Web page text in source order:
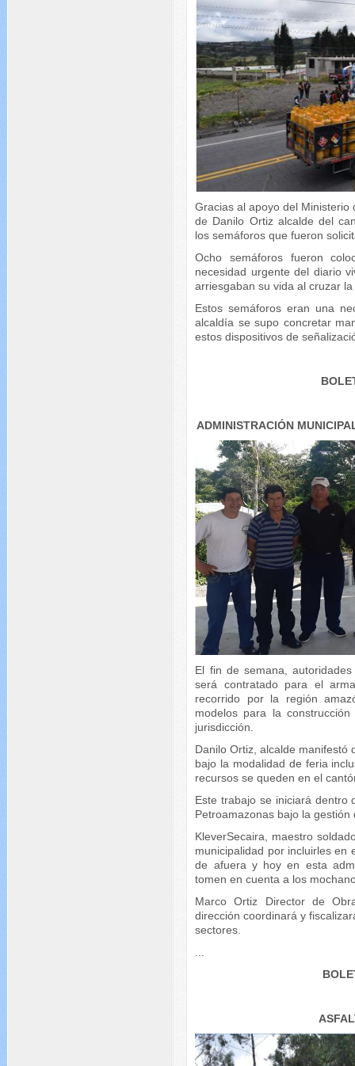
Gracias al apoyo del
de Danilo Ortiz alcalde del
los semáforos que fueron
Ocho semáforos fueron
necesidad urgente del diario
arriesgaban su vida al cruzar
Estos semáforos eran una
alcaldía se supo concretar
estos dispositivos de
ADMINISTRACIÓN
El fin de semana,
será contratado para el
recorrido por la región
modelos para la
jurisdicción.
Danilo Ortiz, alcalde manifestó
bajo la modalidad de feria
recursos se queden en el
Este trabajo se iniciará
Petroamazonas bajo la gestión
KleverSecaira, maestro
municipalidad por incluirles en
de afuera y hoy en esta
tomen en cuenta a los
Marco Ortiz Director de
dirección coordinará y
sectores.